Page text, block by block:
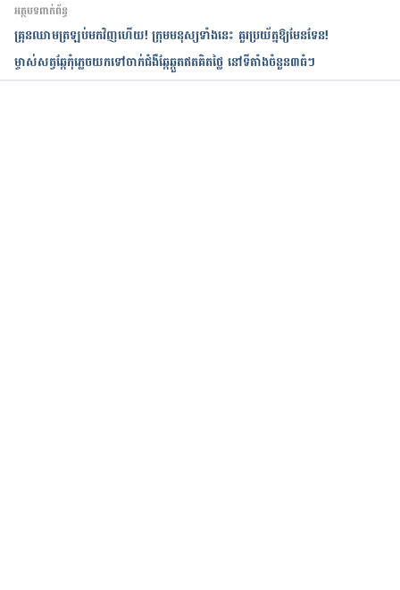
អត្ថបទពាក់ព័ន្ធ
គ្រុនឈាមត្រឡប់មកវិញហើយ! ក្រុមមនុស្សទាំងនេះ គួរប្រយ័ត្នឱ្យមែនទែន!
ម្ចាស់សត្វឆ្កែកុំភ្លេចយកទៅចាក់ជំងឺឆ្កែឆ្កួតឥតគិតថ្លៃ នៅទីតាំងចំនួន៣ធំៗ